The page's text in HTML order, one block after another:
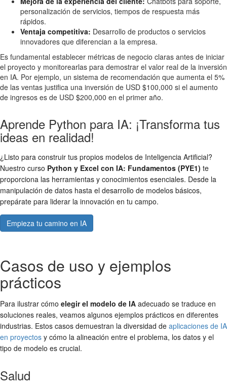
personalización de servicios, tiempos de respuesta más
rápidos.
Ventaja competitiva: Desarrollo de productos o servicios
innovadores que diferencian a la empresa.
Es fundamental establecer métricas de negocio claras antes de iniciar
el proyecto y monitorearlas para demostrar el valor real de la inversión
en IA. Por ejemplo, un sistema de recomendación que aumenta el 5%
de las ventas justifica una inversión de USD $100,000 si el aumento
de ingresos es de USD $200,000 en el primer año.
Aprende Python para IA: ¡Transforma tus
ideas en realidad!
¿Listo para construir tus propios modelos de Inteligencia Artificial?
Nuestro curso Python y Excel con IA: Fundamentos (PYE1) te
proporciona las herramientas y conocimientos esenciales. Desde la
manipulación de datos hasta el desarrollo de modelos básicos,
prepárate para liderar la innovación en tu campo.
Empieza tu camino en IA
Casos de uso y ejemplos
prácticos
Para ilustrar cómo elegir el modelo de IA adecuado se traduce en
soluciones reales, veamos algunos ejemplos prácticos en diferentes
industrias. Estos casos demuestran la diversidad de aplicaciones de IA
en proyectos y cómo la alineación entre el problema, los datos y el
tipo de modelo es crucial.
Salud